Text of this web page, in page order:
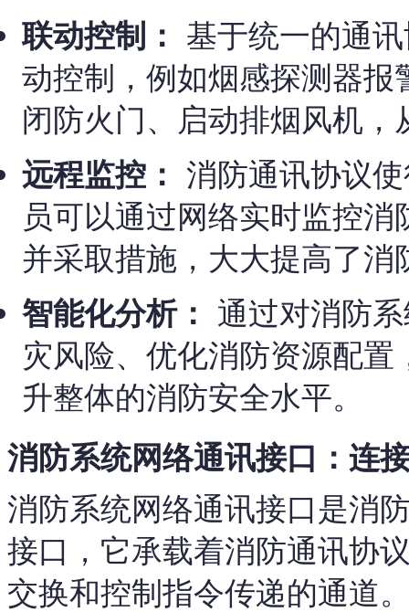
联动控制： 基于统一的通
动控制，例如烟感探测器
闭防火门、启动排烟风机
远程监控： 消防通讯协议
员可以通过网络实时监控
并采取措施，大大提高了消
智能化分析： 通过对消防
灾风险、优化消防资源配
升整体的消防安全水平。
消防系统网络通讯接口：连
消防系统网络通讯接口是消
接口，它承载着消防通讯协
交换和控制指令传递的通道